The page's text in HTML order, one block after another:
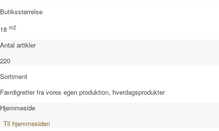
Butiksstørrelse
18 m2
Antal artikler
220
Sortiment
Færdigretter fra vores egen produktion, hverdagsprodukter
Hjemmeside
Til hjemmesiden